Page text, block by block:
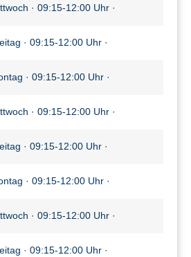
· 09:15-12:00 Uhr ·
· 09:15-12:00 Uhr ·
· 09:15-12:00 Uhr ·
· 09:15-12:00 Uhr ·
· 09:15-12:00 Uhr ·
· 09:15-12:00 Uhr ·
· 09:15-12:00 Uhr ·
· 09:15-12:00 Uhr ·